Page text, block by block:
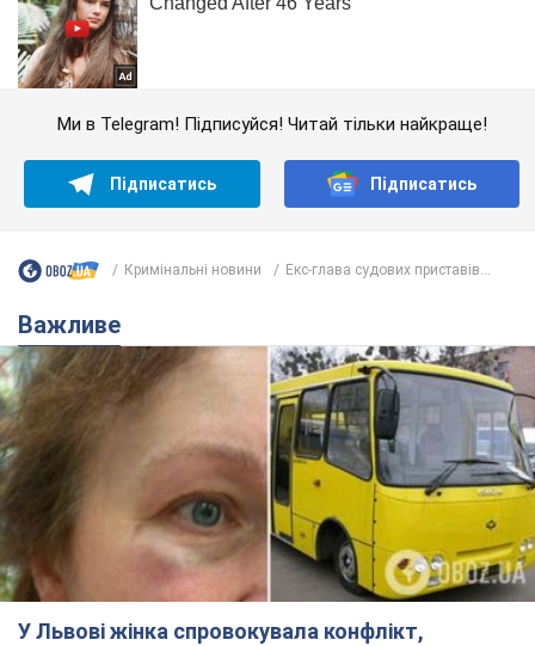
Ми в Telegram! Підписуйся! Читай тільки найкраще!
Підписатись Підписатись
Кримінальні новини Екс-глава судових приставів...
Важливе
У Львові жінка спровокувала конфлікт,